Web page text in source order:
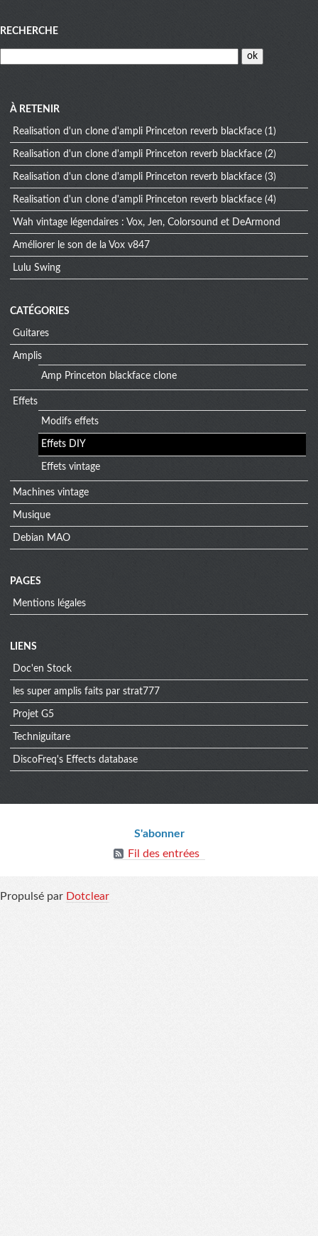
Menu
RECHERCHE
À RETENIR
Realisation d'un clone d'ampli Princeton reverb blackface (1)
Realisation d'un clone d'ampli Princeton reverb blackface (2)
Realisation d'un clone d'ampli Princeton reverb blackface (3)
Realisation d'un clone d'ampli Princeton reverb blackface (4)
Wah vintage légendaires : Vox, Jen, Colorsound et DeArmond
Améliorer le son de la Vox v847
Lulu Swing
CATÉGORIES
Guitares
Amplis
Amp Princeton blackface clone
Effets
Modifs effets
Effets DIY
Effets vintage
Machines vintage
Musique
Debian MAO
PAGES
Mentions légales
Menu
extra
LIENS
Doc'en Stock
les super amplis faits par strat777
Projet G5
Techniguitare
DiscoFreq's Effects database
Informations
S'abonner
Fil des entrées
Propulsé par Dotclear